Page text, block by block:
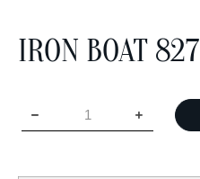
IRON BOAT 827